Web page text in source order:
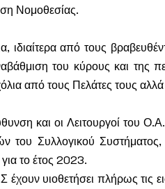
Νομοθεσίας.
ιδιαίτερα από τους
του κύρους και της
από τους Πελάτες τους
και οι Λειτουργοί του
του Συλλογικού
το έτος 2023.
υιοθετήσει πλήρως τις